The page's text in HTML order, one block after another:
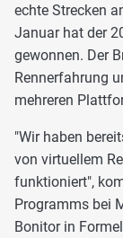
echte Strecken
Januar hat der
gewonnen. Der
Rennerfahrung
mehreren
"Wir haben
von virtuellem
funktioniert",
Programms bei
Bonitor in